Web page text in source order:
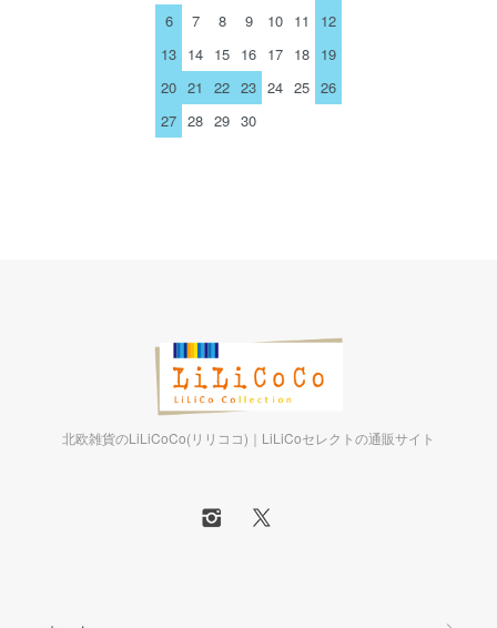
6
7 8 9 10 11
12
13 14 15 16 17 18 19
20 21 22 23 24 25 26
27 28 29 30
北欧雑貨のLiLiCoCo(リリココ)｜LiLiCoセレクトの通販サイト